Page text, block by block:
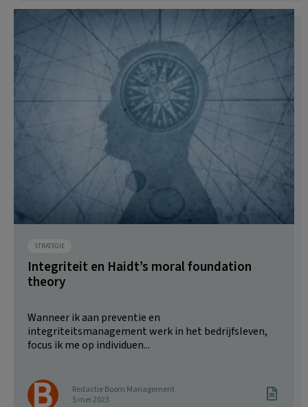
STRATEGIE
Integriteit en Haidt’s moral foundation
theory
Wanneer ik aan preventie en
integriteitsmanagement werk in het bedrijfsleven,
focus ik me op individuen...
Redactie Boom Management
5 mei 2023